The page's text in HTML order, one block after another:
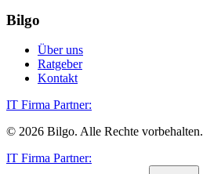
Bilgo
Über uns
Ratgeber
Kontakt
IT Firma Partner:
© 2026 Bilgo. Alle Rechte vorbehalten.
IT Firma Partner: